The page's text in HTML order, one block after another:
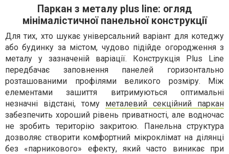
Паркан з металу plus line: огляд
мінімалістичної панельної конструкції
Для тих, хто шукає універсальний варіант для котеджу
або будинку за містом, чудово підійде огородження з
металу у зазначеній варіації. Конструкція Plus Line
передбачає заповнення панелей горизонтально
розташованими профілями великого розміру. Між
елементами зашиття витримуються оптимальні
незначні відстані, тому металевий секційний паркан
забезпечить хороший рівень приватності, але водночас
не зробить територію закритою. Панельна структура
дозволяє створити комфортний мікроклімат на ділянці
без «парникового» ефекту, який часто виникає при